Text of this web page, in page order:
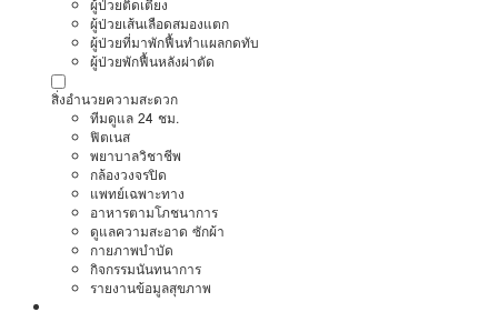
ผู้ป่วยติดเตียง
ผู้ป่วยเส้นเลือดสมองแตก
ผู้ป่วยที่มาพักฟื้นทำแผลกดทับ
ผู้ป่วยพักฟื้นหลังผ่าตัด
สิ่งอำนวยความสะดวก
ทีมดูแล 24 ชม.
ฟิตเนส
พยาบาลวิชาชีพ
กล้องวงจรปิด
แพทย์เฉพาะทาง
อาหารตามโภชนาการ
ดูแลความสะอาด ซักผ้า
กายภาพบำบัด
กิจกรรมนันทนาการ
รายงานข้อมูลสุขภาพ